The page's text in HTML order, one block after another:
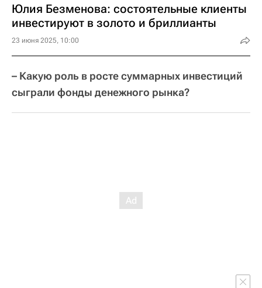
Юлия Безменова: состоятельные клиенты
инвестируют в золото и бриллианты
23 июня 2025, 10:00
– Какую роль в росте суммарных инвестиций
сыграли фонды денежного рынка?